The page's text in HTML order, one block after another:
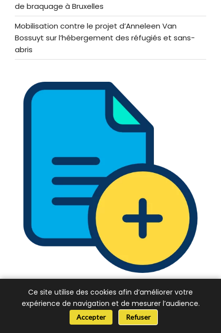
de braquage à Bruxelles
Mobilisation contre le projet d’Anneleen Van
Bossuyt sur l’hébergement des réfugiés et sans-
abris
AJOUTER VOTRE ENTREPRISE
Ce site utilise des cookies afin d’améliorer votre
expérience de navigation et de mesurer l’audience.
Accepter Refuser📞 Besoin d’aide ?